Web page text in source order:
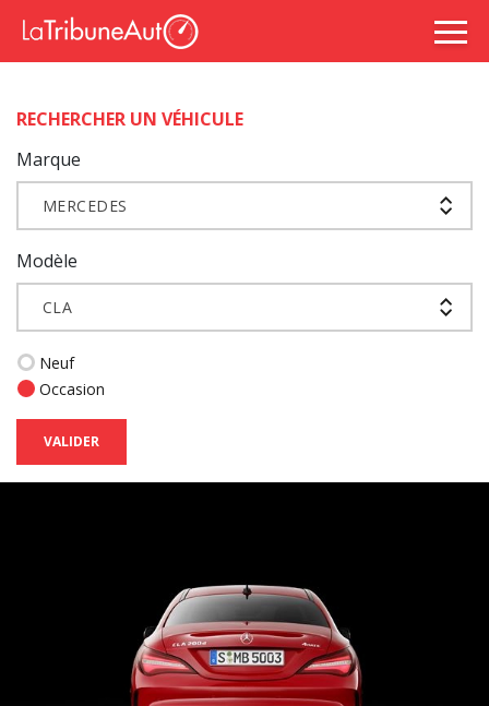
RECHERCHER UN VÉHICULE
Marque
MERCEDES
Modèle
CLA
Neuf
Occasion
VALIDER